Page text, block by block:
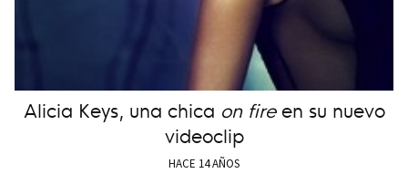
Alicia Keys, una chica on fireen su nuevo
videoclip
HACE 14 AÑOS